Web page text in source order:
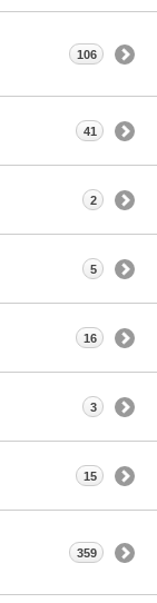
106
41
2
5
16
3
15
359